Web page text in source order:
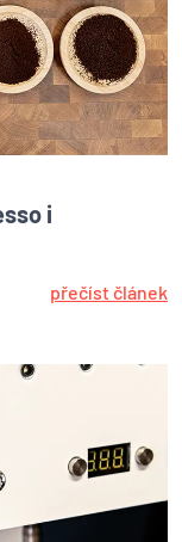
i
přečíst článek